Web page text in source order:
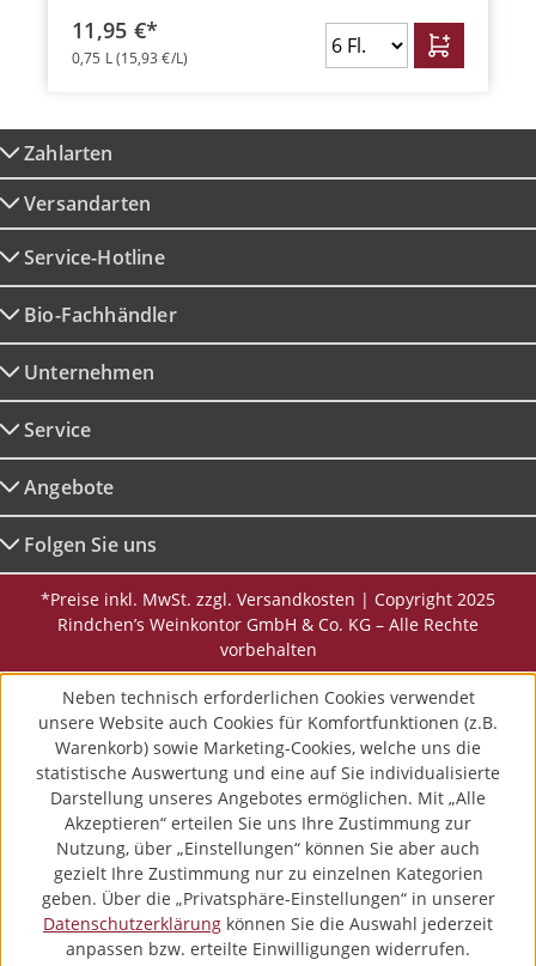
11,95 €*
0,75 L(15,93 €/L)
Zahlarten
Versandarten
Service-Hotline
Bio-Fachhändler
Unternehmen
Service
Angebote
Folgen Sie uns
*Preise inkl. MwSt. zzgl. Versandkosten | Copyright 2025
Rindchen’s Weinkontor GmbH & Co. KG – Alle Rechte
vorbehalten
Neben technisch erforderlichen Cookies verwendet
unsere Website auch Cookies für Komfortfunktionen (z.B.
Warenkorb) sowie Marketing-Cookies, welche uns die
statistische Auswertung und eine auf Sie individualisierte
Darstellung unseres Angebotes ermöglichen. Mit „Alle
Akzeptieren“ erteilen Sie uns Ihre Zustimmung zur
Nutzung, über „Einstellungen“ können Sie aber auch
gezielt Ihre Zustimmung nur zu einzelnen Kategorien
geben. Über die „Privatsphäre-Einstellungen“ in unserer
Datenschutzerklärung können Sie die Auswahl jederzeit
anpassen bzw. erteilte Einwilligungen widerrufen.